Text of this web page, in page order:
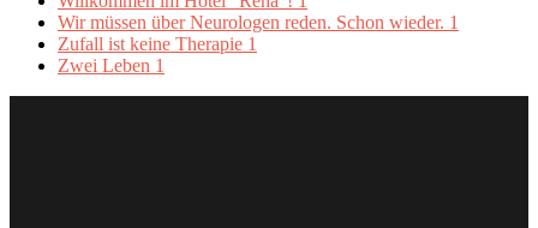
Wir müssen über Neurologen reden. Schon wieder. 1
Zufall ist keine Therapie 1
Zwei Leben 1